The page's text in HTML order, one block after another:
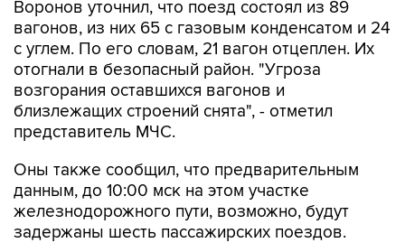
с углем. По его словам, 21 вагон отцеплен. Их
отогнали в безопасный район. "Угроза
возгорания оставшихся вагонов и
близлежащих строений снята", - отметил
представитель МЧС.
Оны также сообщил, что предварительным
железнодорожного пути, возможно, будут
задержаны шесть пассажирских поездов.
Кировская область цисцерны